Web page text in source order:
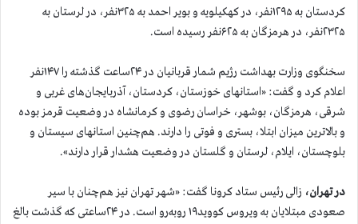
کردستان به ۱۲۹۵نفر، در کهکیلویه و بویر احمد به ۳۲۵نفر، در لرستان به
۲۳۲۵نفر، در هرمزگان به ۶۲۵نفر رسیده است.
سخنگوی وزارت بهداشت رژیم شمار قربانیان در ۲۴ساعت گذشته را ۱۴۷نفر
اعلام کرد و گفت: «استانهای خوزستان، کردستان، آذربایجان‌های غربی و
شرقی، هرمزگان، بوشهر، خراسان رضوی و کرمانشاه در وضعیت قرمز بوده
و بالاترین میزان ابتلا، بستری و فوتی را دارند. هم‌چنین استانهای سیستان و
بلوچستان، ایلام، لرستان و گلستان در وضعیت هشدار قرار دارند».
در تهران، زالی رئیس ستاد کرونا گفت: «شهر تهران نیز هم‌چنان با سیر
صعودی مبتلایان به ویروس کووید۱۹ روبه‌رو است. در ۲۴ساعتی که گذشت بالغ